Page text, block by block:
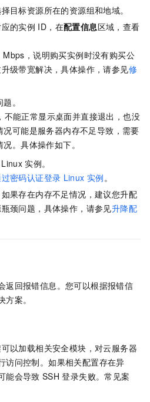
目标资源所在的资源组和地域。
的实例 ID，在配置信息区域，查看
Mbps，说明购买实例时没有购买公
级带宽解决，具体操作，请参见修
。
不能正常显示桌面并直接退出，也没
可能是服务器内存不足导致，需要
。具体操作如下。
Linux 实例。
密码认证登录 Linux 实例。
果存在内存不足情况，建议您升配
颈问题，具体操作，请参见升降配
返回报错信息。您可以根据报错信
案。
以加载相关安全模块，对云服务器
访问控制。如果相关配置存在异
能会导致 SSH 登录失败。常见案